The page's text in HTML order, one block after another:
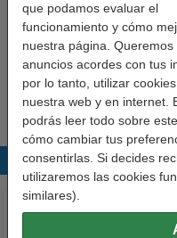
que podamos evaluar el
funcionamiento y cómo
nuestra página.
anuncios acordes con tus
por lo tanto, utilizar
nuestra web y en internet.
podrás leer todo sobre
cómo cambiar tus
consentirlas. Si decides
utilizaremos las cookies
similares).
Apertura:
Cantidad: 100
Núm. de item: